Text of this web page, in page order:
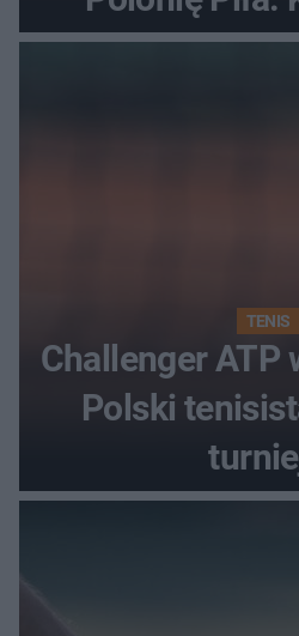
najwięcej
TENIS
Challenger ATP
Polski